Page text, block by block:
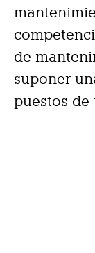
de
suponer
puestos de